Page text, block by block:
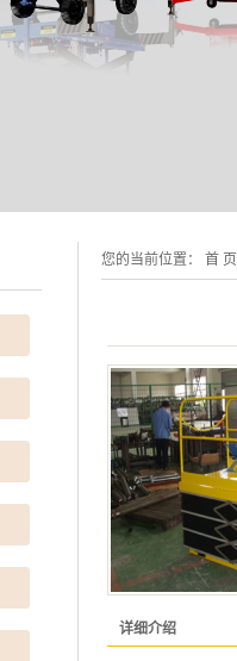
您的当前位置： 首 页
详细介绍